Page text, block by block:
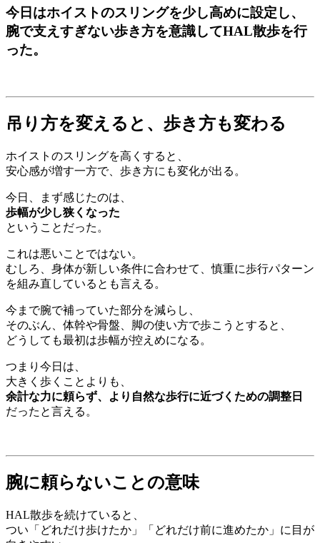
今日はホイストのスリングを少し高めに設定し、
腕で支えすぎない歩き方を意識してHAL散歩を行
った。
吊り方を変えると、歩き方も変わる
ホイストのスリングを高くすると、
安心感が増す一方で、歩き方にも変化が出る。
今日、まず感じたのは、
歩幅が少し狭くなった
ということだった。
これは悪いことではない。
むしろ、身体が新しい条件に合わせて、慎重に歩行パターン
を組み直しているとも言える。
今まで腕で補っていた部分を減らし、
そのぶん、体幹や骨盤、脚の使い方で歩こうとすると、
どうしても最初は歩幅が控えめになる。
つまり今日は、
大きく歩くことよりも、
余計な力に頼らず、より自然な歩行に近づくための調整日
だったと言える。
腕に頼らないことの意味
HAL散歩を続けていると、
つい「どれだけ歩けたか」「どれだけ前に進めたか」に目が